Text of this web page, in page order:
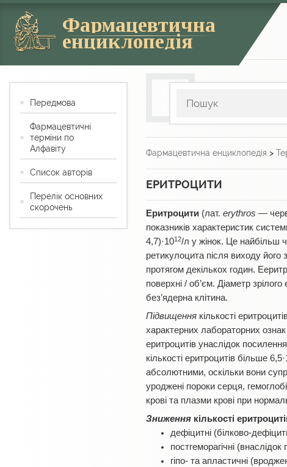
Фармацевтична
енциклопедія
Фармацевтична енциклопедія >
ЕРИТРОЦИТИ
Еритроцити (лат. еrythros —
показників характеристик
4,7)·1012/л у жінок. Це найбільш
ретикулоцита після виходу його
протягом декількох годин.
поверхні / об’єм. Діаметр
без’ядерна клітина.
Підвищення кількості
характерних лабораторних
еритроцитів унаслідок
кількості еритроцитів більше
абсолютними, оскільки вони
уроджені пороки серця,
крові та плазми крові при
Зниження кількості
дефіцитні (білково-
постгеморагічні
гіпо- та апластичні
Передмова
Фармацевтичні
терміни по
Алфавіту
Список авторів
Перелік основних
скорочень